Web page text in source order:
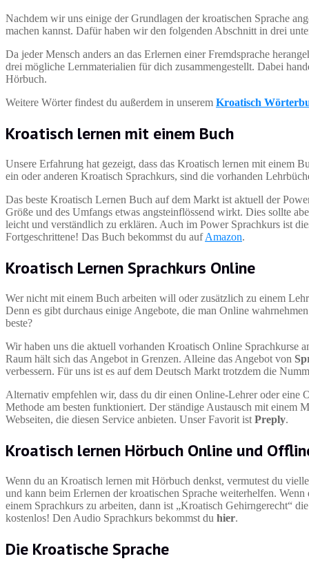
Nachdem wir uns einige der Grundlagen der kroatischen Sprache
machen kannst. Dafür haben wir den folgenden Abschnitt in drei
Da jeder Mensch anders an das Erlernen einer Fremdsprache
drei mögliche Lernmaterialien für dich zusammengestellt. Dabei
Hörbuch.
Weitere Wörter findest du außerdem in unserem Kroatisch
Kroatisch lernen mit einem Buch
Unsere Erfahrung hat gezeigt, dass das Kroatisch lernen mit einem
ein oder anderen Kroatisch Sprachkurs, sind die vorhanden
Das beste Kroatisch Lernen Buch auf dem Markt ist aktuell der
Größe und des Umfangs etwas angsteinflössend wirkt. Dies sollte
leicht und verständlich zu erklären. Auch im Power Sprachkurs ist
Fortgeschrittene! Das Buch bekommst du aufAmazon.
Kroatisch Lernen Sprachkurs Online
Wer nicht mit einem Buch arbeiten will oder zusätzlich zu einem
Denn es gibt durchaus einige Angebote, die man Online
beste?
Wir haben uns die aktuell vorhanden Kroatisch Online Sprachkurse
Raum hält sich das Angebot in Grenzen. Alleine das Angebot von
verbessern. Für uns ist es auf dem Deutsch Markt trotzdem die
Alternativ empfehlen wir, dass du dir einen Online-Lehrer oder eine
Methode am besten funktioniert. Der ständige Austausch mit einem
Webseiten, die diesen Service anbieten. Unser Favorit ist Preply.
Kroatisch lernen Hörbuch Online und
Wenn du an Kroatisch lernen mit Hörbuch denkst, vermutest du
und kann beim Erlernen der kroatischen Sprache weiterhelfen.
einem Sprachkurs zu arbeiten, dann ist „Kroatisch Gehirngerecht“
kostenlos! Den Audio Sprachkurs bekommst du hier.
Die Kroatische Sprache